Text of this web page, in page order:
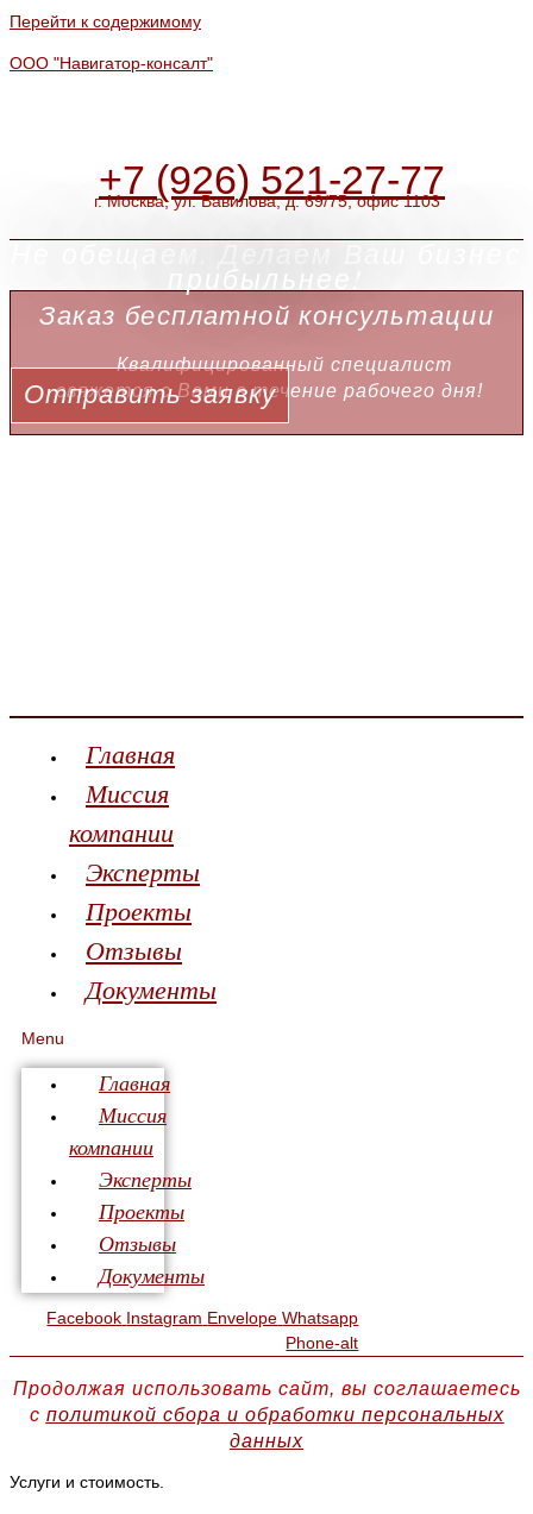
Перейти к содержимому
ООО "Навигатор-консалт"
+7 (926) 521-27-77
г. Москва, ул. Вавилова, д. 69/75, офис 1103
Не обещаем. Делаем Ваш бизнес
прибыльнее!
Заказ бесплатной консультации
Квалифицированный специалист
свяжется с Вами в течение рабочего дня!
Отправить заявку
Главная
Миссия
компании
Эксперты
Проекты
Отзывы
Документы
Menu
Главная
Миссия
компании
Эксперты
Проекты
Отзывы
Документы
Facebook Instagram Envelope Whatsapp
Phone-alt
Продолжая использовать сайт, вы соглашаетесь
с политикой сбора и обработки персональных
данных
Услуги и стоимость.